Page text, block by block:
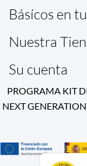
Básícos en
Nuestra
Su cuenta
PROGRAMA KIT
NEXT